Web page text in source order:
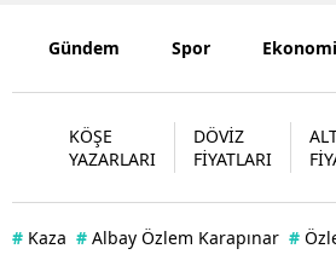
Gündem Spor Ekonomi
KÖŞE
YAZARLARI
DÖVİZ
FİYATLARI
# Kaza # Albay Özlem Karapınar #